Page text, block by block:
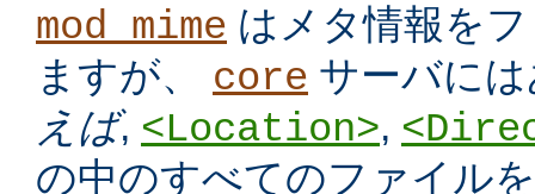
mod_mime はメタ情報を
ますが、 core サーバに
えば, <Location>,
の中のすべてのファイル